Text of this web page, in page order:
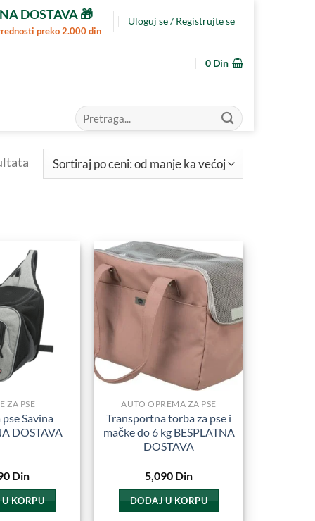
DOSTAVA 🎁
preko 2.000 din
Uloguj se / Registrujte se
0 Din
Pretraga
za:
Sortirano
ka
višoj
Dodajte
Omiljene
ZA PSE
pse Savina
DOSTAVA
Din
KORPU
Dodajte
u
Omiljene
AUTO OPREMA ZA PSE
Transportna torba za pse i
mačke do 6 kg BESPLATNA
DOSTAVA
5,090 Din
DODAJ U KORPU